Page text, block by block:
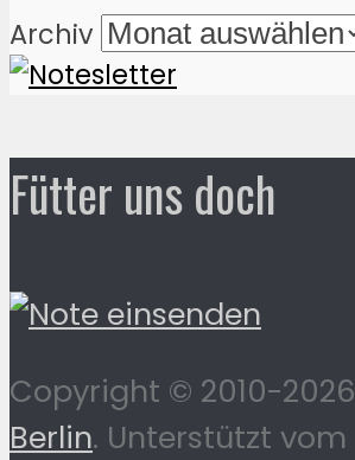
Archiv
Fütter uns doch
Copyright © 2010-2026
Berlin. Unterstützt vom